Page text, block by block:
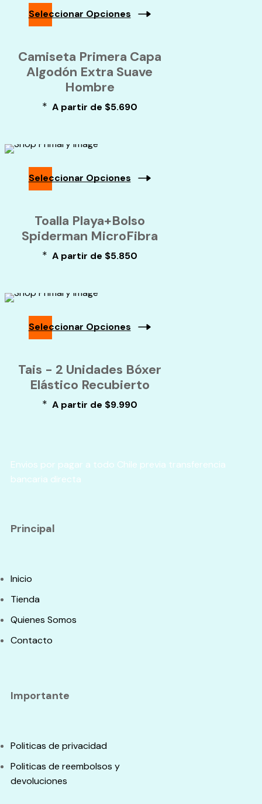
Seleccionar Opciones
Camiseta Primera Capa
Algodón Extra Suave
Hombre
* A partir de $5.690
Seleccionar Opciones
Toalla Playa+Bolso
Spiderman MicroFibra
* A partir de $5.850
Seleccionar Opciones
Tais - 2 Unidades Bóxer
Elástico Recubierto
* A partir de $9.990
Envios por pagar a todo Chile previa transferencia
bancaria directa
Principal
Inicio
Tienda
Quienes Somos
Contacto
Importante
Politicas de privacidad
Politicas de reembolsos y
devoluciones